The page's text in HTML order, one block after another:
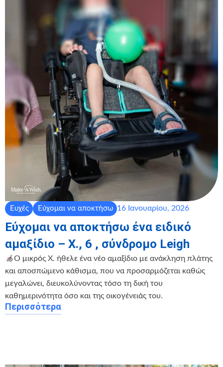
Ευχές Εύχομαι να αποκτήσω 16 Ιανουαρίου, 2026
Εύχομαι να αποκτήσω ένα ειδικό
αμαξίδιο – Χ., 6 , σύνδρομο Leigh
Ο μικρός Χ. ήθελε ένα νέο αμαξίδιο με ανάκληση πλάτης
και αποσπώμενο κάθισμα, που να προσαρμόζεται καθώς
μεγαλώνει, διευκολύνοντας τόσο τη δική του
καθημερινότητα όσο και της οικογένειάς του.
Περισσότερα